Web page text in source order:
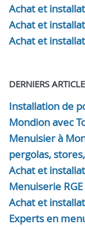
Achat et
Achat et
Achat et
DERNIERS
Installation de
Mondion avec
Menuisier à
pergolas,
Achat et
Menuiserie
Achat et
Experts en